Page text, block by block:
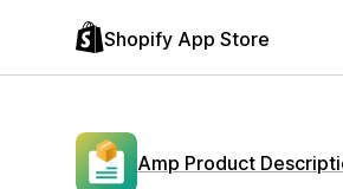
Shopify App Store
Amp Product